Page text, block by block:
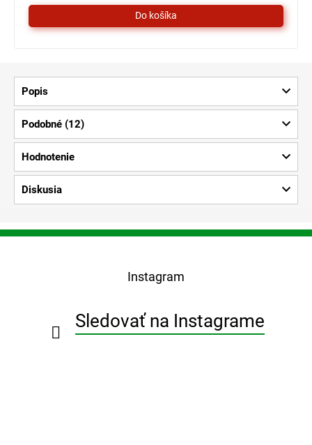
Popis
Podobné (12)
Hodnotenie
Diskusia
Z
Instagram
Sledovať na Instagrame